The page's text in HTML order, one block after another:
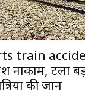
train
नाकाम, टला
की जान